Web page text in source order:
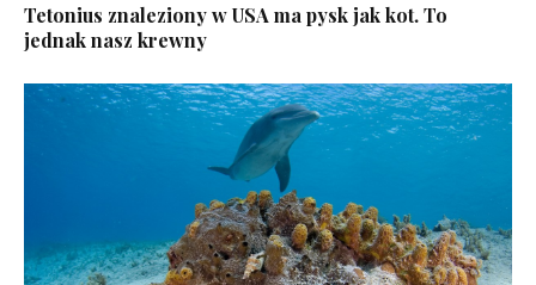
Tetonius znaleziony w USA ma pysk jak kot. To
jednak nasz krewny